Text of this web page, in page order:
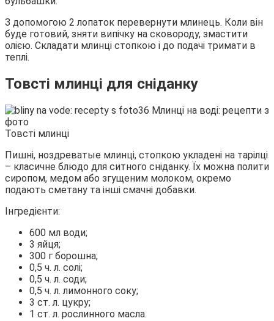
З допомогою 2 лопаток перевернути млинець. Коли він
буде готовий, зняти випічку на сковороду, змастити
олією. Складати млинці стопкою і до подачі тримати в
теплі.
Товсті млинці для сніданку
Товсті млинці
Пишні, ноздреватые млинці, стопкою укладені на тарілці
– класичне блюдо для ситного сніданку. Їх можна полити
сиропом, медом або згущеним молоком, окремо
подають сметану та інші смачні добавки.
Інгредієнти:
600 мл води;
3 яйця;
300 г борошна;
0,5 ч. л. солі;
0,5 ч. л. соди;
0,5 ч. л. лимонного соку;
3 ст. л. цукру;
1 ст. л. рослинного масла.